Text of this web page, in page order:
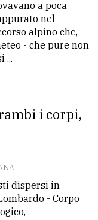
a poca
nel
alpino che,
- che pure non
...
i corpi,
dispersi in
- Corpo